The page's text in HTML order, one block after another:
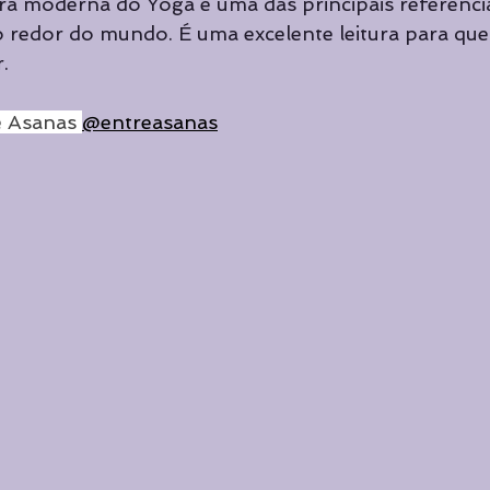
Cursos de Yoga Cursos de Yoga Curadoria
principal
redor do mundo. É uma excelente leitura para
Asanas @entreasanas